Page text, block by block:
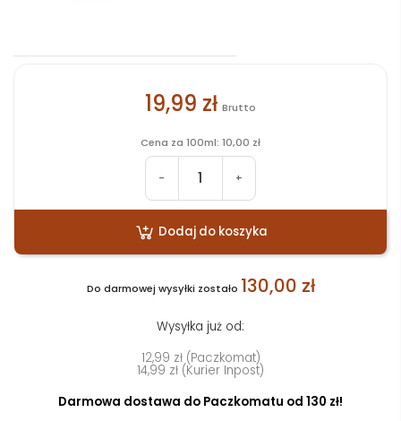
19,99 zł Brutto
Cena za 100ml: 10,00 zł
- +
Dodaj do koszyka
Do darmowej wysyłki zostało 130,00 zł
Wysyłka już od:
12,99 zł (Paczkomat)
14,99 zł (Kurier Inpost)
Darmowa dostawa do Paczkomatu od 130 zł!